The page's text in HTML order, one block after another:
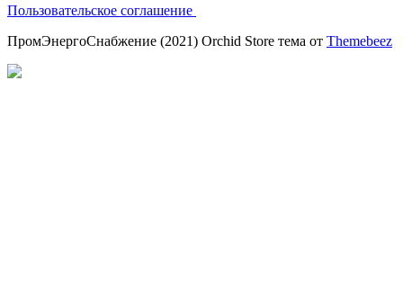
Пользовательское соглашение
ПромЭнергоСнабжение (2021) Orchid Store тема от Themebeez